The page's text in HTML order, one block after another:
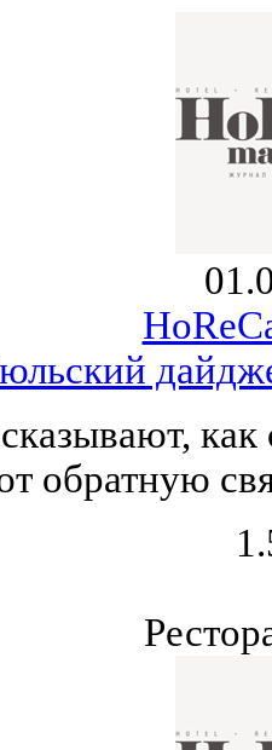
обратную